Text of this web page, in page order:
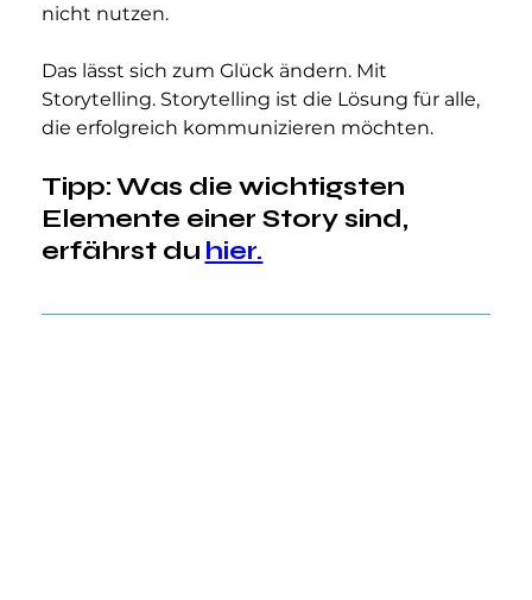
nicht nutzen.
Das lässt sich zum Glück ändern. Mit
Storytelling. Storytelling ist die Lösung für alle,
die erfolgreich kommunizieren möchten.
Tipp: Was die wichtigsten
Elemente einer Story sind,
erfährst du hier.